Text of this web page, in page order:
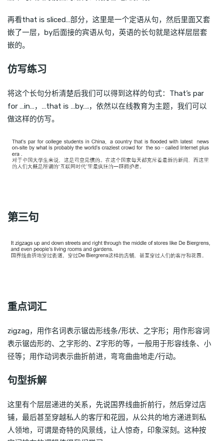
再看that is sliced…部分，这里是一个定语从句，然后里面又套
嵌了一层，by后面接的宾语从句，英语的长句就是这样层层套
嵌的。
仿写练习
将这个长句分析清楚后我们可以得到这样的句式：That’s par
for …in…，…that is …by….，依然以在线教育为主题，我们可以
做这样的仿写。
第三句
重点词汇
zigzag，用作名词表示锯齿形线条/形状、之字形；用作形容词
表示锯齿形的、之字形的、Z字形的等，一般用于形容线条、小
径等；用作动词表示曲折前进，弯弯曲曲地走/行动。
句型拆解
这里有个层层递进的关系，先说国界线曲折前行，然后穿过店
铺，最后甚至穿越私人的客厅和花园，从公共的地方递进到私
人领地，可谓是奇特的风景线，让人惊奇，印象深刻。这种按